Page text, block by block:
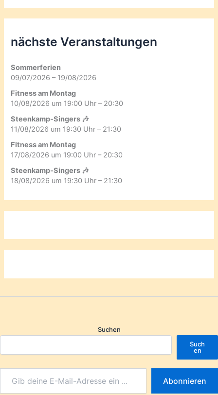
nächste Veranstaltungen
Sommerferien
09/07/2026 – 19/08/2026
Fitness am Montag
10/08/2026 um 19:00 Uhr – 20:30
Steenkamp-Singers 🎶
11/08/2026 um 19:30 Uhr – 21:30
Fitness am Montag
17/08/2026 um 19:00 Uhr – 20:30
Steenkamp-Singers 🎶
18/08/2026 um 19:30 Uhr – 21:30
Suchen
Such
en
Abonnieren